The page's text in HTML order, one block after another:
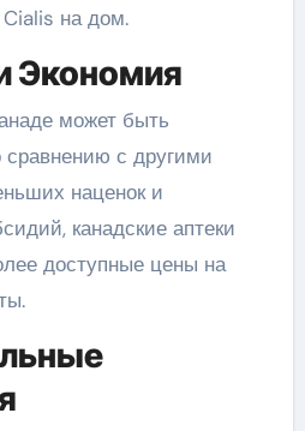
Cialis на дом.
Экономия
может быть
сравнению с другими
наценок и
канадские аптеки
доступные цены на